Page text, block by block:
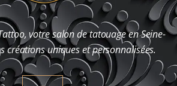
votre salon de tatouage en Seine-
créations uniques et personnalisées.